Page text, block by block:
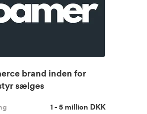
brand inden for
sælges
1 - 5 million DKK